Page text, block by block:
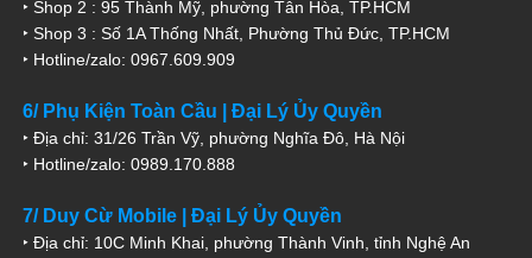
‣ Shop 2 : 95 Thành Mỹ, phường Tân Hòa, TP.HCM
‣ Shop 3 : Số 1A Thống Nhất, Phường Thủ Đức, TP.HCM
‣ Hotline/zalo: 0967.609.909
6/ Phụ Kiện Toàn Cầu | Đại Lý Ủy Quyền
‣ Địa chỉ: 31/26 Trần Vỹ, phường Nghĩa Đô, Hà Nội
‣ Hotline/zalo: 0989.170.888
7/ Duy Cừ Mobile | Đại Lý Ủy Quyền
‣ Địa chỉ: 10C Minh Khai, phường Thành Vinh, tỉnh Nghệ An